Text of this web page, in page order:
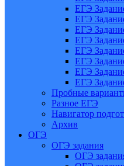
ЕГЭ
ЕГЭ
ЕГЭ
ЕГЭ
ЕГЭ
ЕГЭ
ЕГЭ
ЕГЭ
Пробные
Разное ЕГЭ
Навигатор
Архив
ОГЭ
ОГЭ задания
ОГЭ